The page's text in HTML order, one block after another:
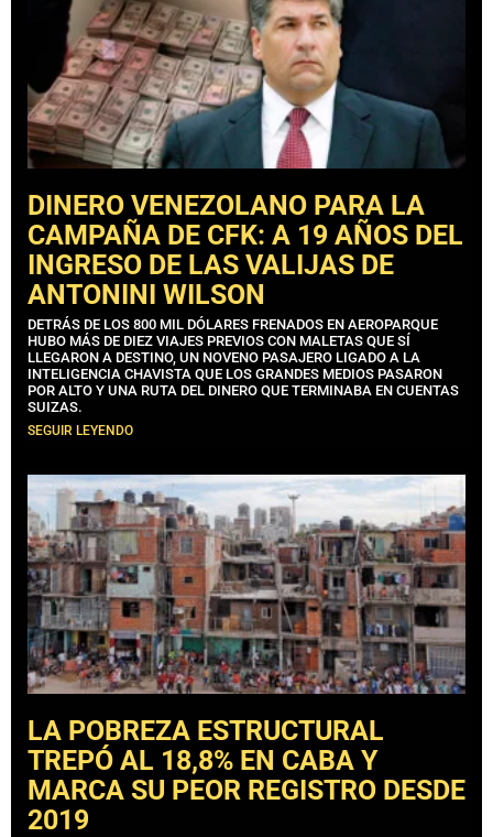
DINERO VENEZOLANO PARA LA
CAMPAÑA DE CFK: A 19 AÑOS DEL
INGRESO DE LAS VALIJAS DE
ANTONINI WILSON
DETRÁS DE LOS 800 MIL DÓLARES FRENADOS EN AEROPARQUE
HUBO MÁS DE DIEZ VIAJES PREVIOS CON MALETAS QUE SÍ
LLEGARON A DESTINO, UN NOVENO PASAJERO LIGADO A LA
INTELIGENCIA CHAVISTA QUE LOS GRANDES MEDIOS PASARON
POR ALTO Y UNA RUTA DEL DINERO QUE TERMINABA EN CUENTAS
SUIZAS.
SEGUIR LEYENDO
LA POBREZA ESTRUCTURAL
TREPÓ AL 18,8% EN CABA Y
MARCA SU PEOR REGISTRO DESDE
2019